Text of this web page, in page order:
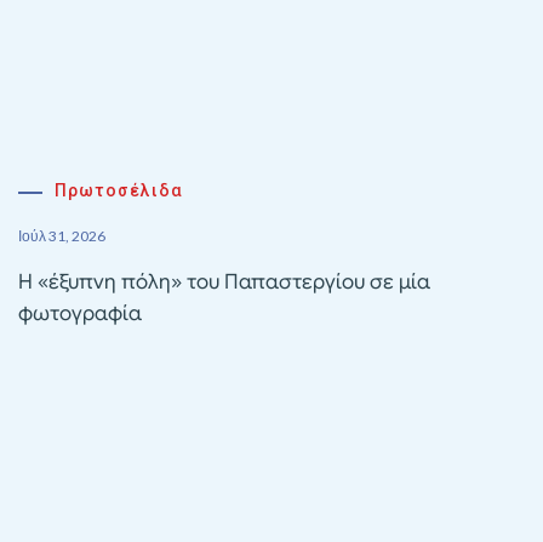
Πρωτοσέλιδα
Ιούλ 31, 2026
Η «έξυπνη πόλη» του Παπαστεργίου σε μία
φωτογραφία